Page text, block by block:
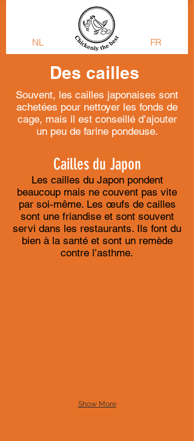
NL FR
Des cailles
Souvent, les cailles japonaises sont
achetées pour nettoyer les fonds de
cage, mais il est conseillé d’ajouter
un peu de farine pondeuse.
Cailles du Japon
Les cailles du Japon pondent
beaucoup mais ne couvent pas vite
par soi-même. Les œufs de cailles
sont une friandise et sont souvent
servi dans les restaurants. Ils font du
bien à la santé et sont un remède
contre l’asthme.
Show More